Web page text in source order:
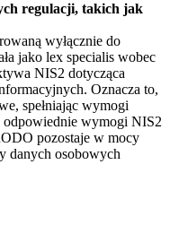
regulacji, takich jak
wyłącznie do
jako lex specialis wobec
NIS2 dotycząca
Oznacza to,
spełniając wymogi
odpowiednie wymogi NIS2
pozostaje w mocy
danych osobowych